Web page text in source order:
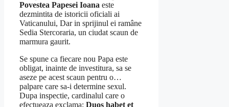
Povestea Papesei Ioana este
dezmintita de istoricii oficiali ai
Vaticanului, Dar in sprijinul ei ramâne
Sedia Stercoraria, un ciudat scaun de
marmura gaurit.
Se spune ca fiecare nou Papa este
obligat, inainte de investitura, sa se
aseze pe acest scaun pentru o…
palpare care sa-i determine sexul.
Dupa inspectie, cardinalul care o
efectueaza exclama: Duos habet et